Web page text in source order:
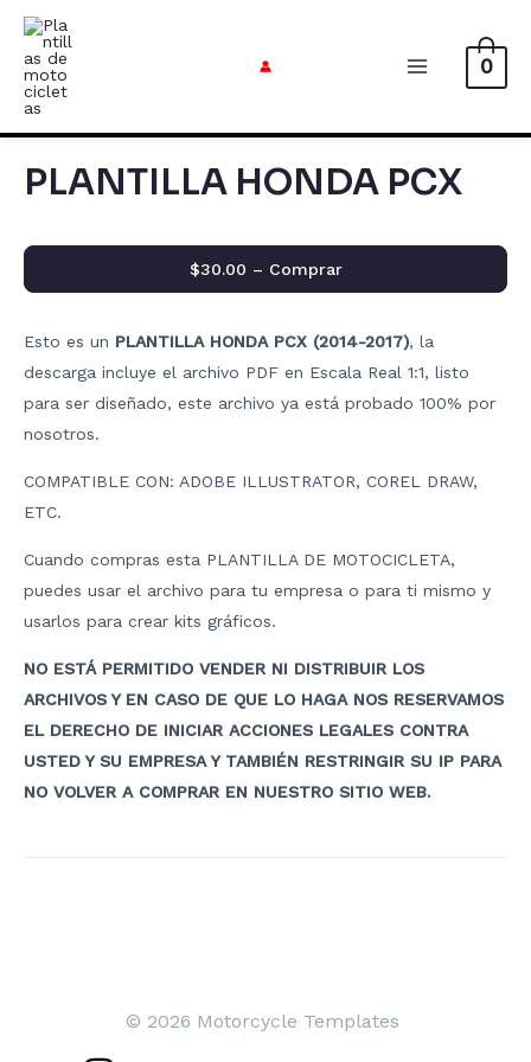
contenido
Menú
Principal
0
PLANTILLA HONDA PCX
Esto es un PLANTILLA HONDA PCX (2014-2017), la
descarga incluye el archivo PDF en Escala Real 1:1, listo
para ser diseñado, este archivo ya está probado 100% por
nosotros.
COMPATIBLE CON: ADOBE ILLUSTRATOR, COREL DRAW,
ETC.
Cuando compras esta PLANTILLA DE MOTOCICLETA,
puedes usar el archivo para tu empresa o para ti mismo y
usarlos para crear kits gráficos.
NO ESTÁ PERMITIDO VENDER NI DISTRIBUIR LOS
ARCHIVOS Y EN CASO DE QUE LO HAGA NOS RESERVAMOS
EL DERECHO DE INICIAR ACCIONES LEGALES CONTRA
USTED Y SU EMPRESA Y TAMBIÉN RESTRINGIR SU IP PARA
NO VOLVER A COMPRAR EN NUESTRO SITIO WEB.
$30.00 – Comprar
© 2026 Motorcycle Templates